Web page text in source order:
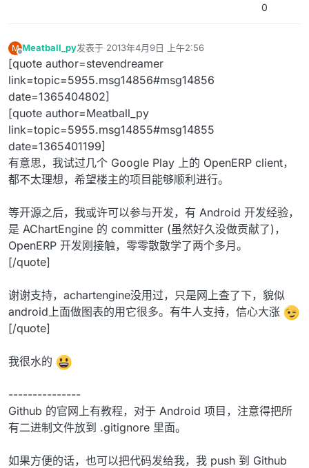
0
M
离线
Meatball_py发表于 2013年4月9日 上午2:56
最后由 编辑
[quote author=stevendreamer
link=topic=5955.msg14856#msg14856
date=1365404802]
[quote author=Meatball_py
link=topic=5955.msg14855#msg14855
date=1365401199]
有意思，我试过几个 Google Play 上的 OpenERP client，
都不太理想，希望楼主的项目能够顺利进行。
等开源之后，我或许可以参与开发，有 Android 开发经验，
是 AChartEngine 的 committer (虽然好久没做贡献了)，
OpenERP 开发刚接触，零零散散学了两个多月。
[/quote]
谢谢支持，achartengine没用过，只是网上查了下，貌似
android上面做图表的用它很多。有牛人支持，信心大涨
[/quote]
我很水的
---------------
Github 的官网上有教程，对于 Android 项目，注意得把所
有二进制文件放到 .gitignore 里面。
如果方便的话，也可以把代码发给我，我 push 到 Github